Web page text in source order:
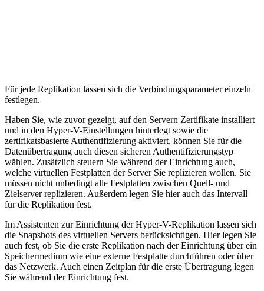
Für jede Replikation lassen sich die Verbindungsparameter einzeln
festlegen.
Haben Sie, wie zuvor gezeigt, auf den Servern Zertifikate installiert
und in den Hyper-V-Einstellungen hinterlegt sowie die
zertifikatsbasierte Authentifizierung aktiviert, können Sie für die
Datenübertragung auch diesen sicheren Authentifizierungstyp
wählen. Zusätzlich steuern Sie während der Einrichtung auch,
welche virtuellen Festplatten der Server Sie replizieren wollen. Sie
müssen nicht unbedingt alle Festplatten zwischen Quell- und
Zielserver replizieren. Außerdem legen Sie hier auch das Intervall
für die Replikation fest.
Im Assistenten zur Einrichtung der Hyper-V-Replikation lassen sich
die Snapshots des virtuellen Servers berücksichtigen. Hier legen Sie
auch fest, ob Sie die erste Replikation nach der Einrichtung über ein
Speichermedium wie eine externe Festplatte durchführen oder über
das Netzwerk. Auch einen Zeitplan für die erste Übertragung legen
Sie während der Einrichtung fest.